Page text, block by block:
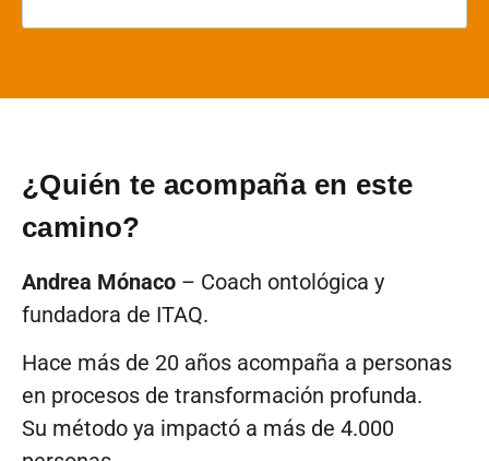
¿Quién te acompaña en este
camino?
Andrea Mónaco – Coach ontológica y
fundadora de ITAQ.
Hace más de 20 años acompaña a personas
en procesos de transformación profunda.
Su método ya impactó a más de 4.000